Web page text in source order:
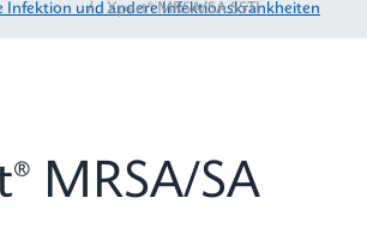
Infektion und andere Infektionskrankheiten
/ Xpert® MRSA/SA SSTI
MRSA/SA